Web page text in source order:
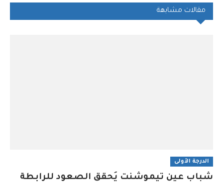
مقالات مشابهة
الدرجة الأولى
شباب عين تيموشنت يُحقق الصعود للرابطة